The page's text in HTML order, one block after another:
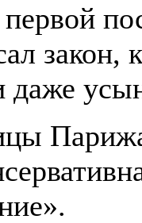
закон,
даже